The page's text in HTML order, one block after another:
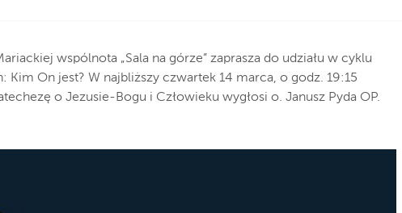
wspólnota „Sala na górze” zaprasza do udziału w cyklu
Kim On jest? W najbliższy czwartek 14 marca, o godz. 19:15
o Jezusie-Bogu i Człowieku wygłosi o. Janusz Pyda OP.